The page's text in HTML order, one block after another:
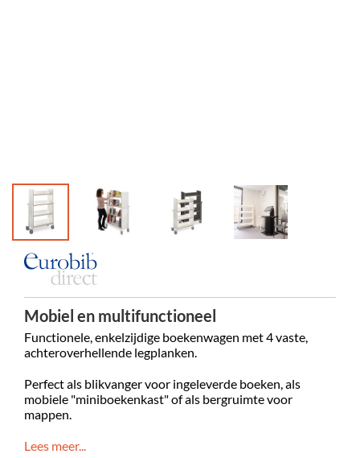
Mobiel en multifunctioneel
Functionele, enkelzijdige boekenwagen met 4 vaste,
achteroverhellende legplanken.
Perfect als blikvanger voor ingeleverde boeken, als
mobiele "miniboekenkast" of als bergruimte voor
mappen.
Lees meer...